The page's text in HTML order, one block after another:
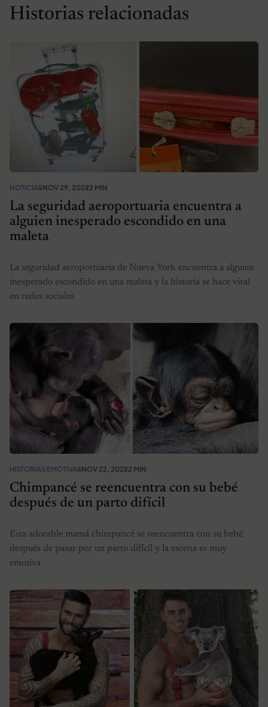
Historias relacionadas
NOTICIASNOV 29, 20222 MIN
La seguridad aeroportuaria encuentra a
alguien inesperado escondido en una
maleta
La seguridad aeroportuaria de Nueva York encuentra a alguien
inesperado escondido en una maleta y la historia se hace viral
en redes sociales
HISTORIAS EMOTIVASNOV 22, 20222 MIN
Chimpancé se reencuentra con su bebé
después de un parto difícil
Esta adorable mamá chimpancé se reencuentra con su bebé
después de pasar por un parto difícil y la escena es muy
emotiva